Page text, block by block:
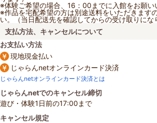
※体験ご希望の場合、16：00までに入館をお願い
※作品を宅配希望の方は別途送料をいただきます
い。（当日配送先を確認してからの受け取りにな
支払方法、キャンセルについて
お支払い方法
現地現金払い
じゃらんnetオンラインカード決済
じゃらんnetオンラインカード決済とは
じゃらんnetでのキャンセル締切
遊び・体験1日前の17:00まで
キャンセル規定